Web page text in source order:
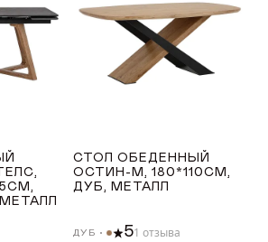
СТОЛ ОБЕДЕННЫЙ
ОСТИН-М, 180*110СМ,
ДУБ, МЕТАЛЛ
ДУБ 51 отзыва
РЕГИСТРАЦИЯ
по номеру телефона
В ОДИН КЛИК
ОБЕДЕННЫЕ СТОЛЫ